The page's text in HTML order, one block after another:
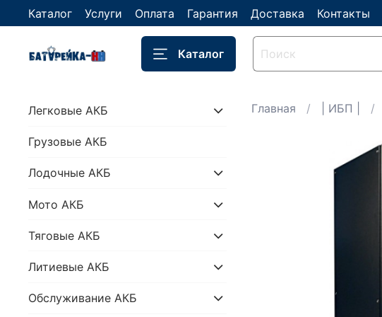
Каталог Услуги Оплата Гарантия Доставка Контакты
Каталог
Главная | ИБП |
Легковые АКБ
Грузовые АКБ
Лодочные АКБ
Мото АКБ
Тяговые АКБ
Литиевые АКБ
Обслуживание АКБ